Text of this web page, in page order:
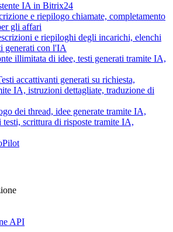
IA in Bitrix24
e riepilogo chiamate, completamento
gli affari
e riepiloghi degli incarichi, elenchi
generati con l'IA
illimitata di idee, testi generati tramite IA,
accattivanti generati su richiesta,
IA, istruzioni dettagliate, traduzione di
dei thread, idee generate tramite IA,
scrittura di risposte tramite IA,
API